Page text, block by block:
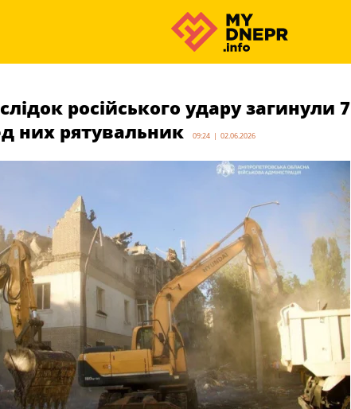
російського удару загинули 7
них рятувальник
09:24 | 02.06.2026